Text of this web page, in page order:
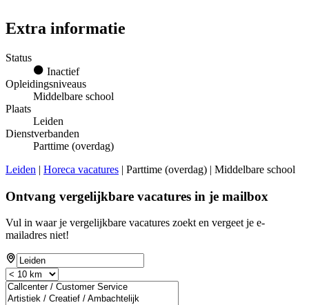
Extra informatie
Status
Inactief
Opleidingsniveaus
Middelbare school
Plaats
Leiden
Dienstverbanden
Parttime (overdag)
Leiden | Horeca vacatures | Parttime (overdag) | Middelbare school
Ontvang vergelijkbare vacatures in je mailbox
Vul in waar je vergelijkbare vacatures zoekt en vergeet je e-
mailadres niet!